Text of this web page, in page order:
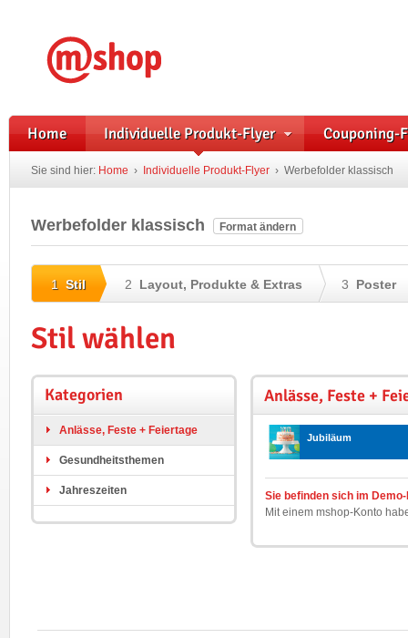
Home Individuelle Produkt-Flyer Couponing-
Sie sind hier: Home › Individuelle Produkt-Flyer › Werbefolder klassisch
Werbefolder klassisch Format ändern
1 Stil 2 Layout, Produkte & Extras 3 Poster
Stil wählen
Kategorien
Anlässe, Feste + Feiertage
Gesundheitsthemen
Jahreszeiten
Anlässe, Feste +
Jubiläum
Sie befinden sich im
Mit einem mshop-Konto